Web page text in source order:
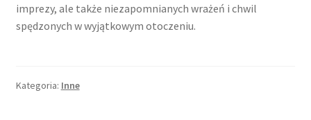
imprezy, ale także niezapomnianych wrażeń i chwil
spędzonych w wyjątkowym otoczeniu.
Kategoria: Inne